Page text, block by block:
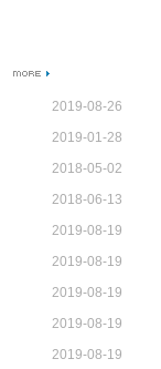
2019-08-26
2019-01-28
2018-05-02
2018-06-13
2019-08-19
2019-08-19
2019-08-19
2019-08-19
2019-08-19